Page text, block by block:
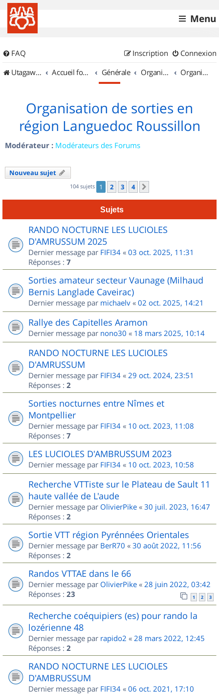
Menu
FAQ Connexion
Inscription
UtagawaVTT (Randos VTT et VTTAE avec traces GPS)
Accueil forum Générale Organisation de sorties & Recherche de partenaires Organisation de sorties en région Languedoc Roussillon
Organisation de sorties en
région Languedoc Roussillon
Modérateur : Modérateurs des Forums
Nouveau sujet
104 sujets 1 2 3 4
Sujets
RANDO NOCTURNE LES LUCIOLES
D'AMRUSSUM 2025
Dernier message par FIFI34 « 03 oct. 2025, 11:31
Réponses : 7
Sorties amateur secteur Vaunage (Milhaud
Bernis Langlade Caveirac)
Dernier message par michaelv « 02 oct. 2025, 14:21
Rallye des Capitelles Aramon
Dernier message par nono30 « 18 mars 2025, 10:14
RANDO NOCTURNE LES LUCIOLES
D'AMRUSSUM
Dernier message par FIFI34 « 29 oct. 2024, 23:51
Réponses : 2
Sorties nocturnes entre Nîmes et
Montpellier
Dernier message par FIFI34 « 10 oct. 2023, 11:08
Réponses : 7
LES LUCIOLES D'AMBRUSSUM 2023
Dernier message par FIFI34 « 10 oct. 2023, 10:58
Recherche VTTiste sur le Plateau de Sault 11
haute vallée de L'aude
Dernier message par OlivierPike « 30 juil. 2023, 16:47
Réponses : 2
Sortie VTT région Pyrénnées Orientales
Dernier message par BerR70 « 30 août 2022, 11:56
Réponses : 2
Randos VTTAE dans le 66
Dernier message par OlivierPike « 28 juin 2022, 03:42
Réponses : 23 1 2 3
Recherche coéquipiers (es) pour rando la
lozérienne 48
Dernier message par rapido2 « 28 mars 2022, 12:45
Réponses : 2
RANDO NOCTURNE LES LUCIOLES
D'AMBRUSSUM
Dernier message par FIFI34 « 06 oct. 2021, 17:10